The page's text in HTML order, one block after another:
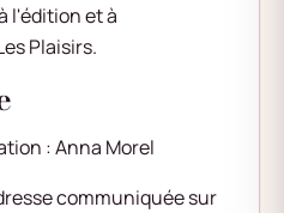
l'édition et à
Plaisirs.
: Anna Morel
communiquée sur